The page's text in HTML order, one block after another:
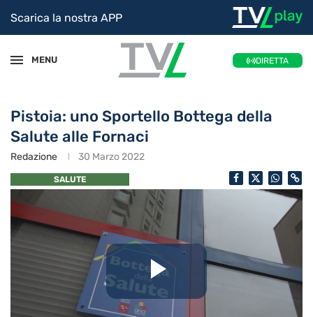
Scarica la nostra APP
MENU DIRETTA
Pistoia: uno Sportello Bottega della
Salute alle Fornaci
Redazione 30 Marzo 2022
SALUTE